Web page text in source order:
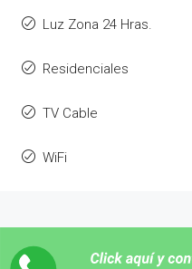
Luz Zona 24 Hras.
Residenciales
TV Cable
WiFi